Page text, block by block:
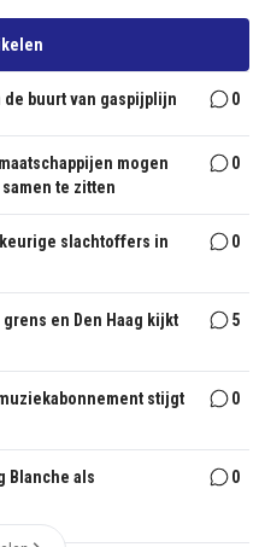
buurt van gaspijplijn 0
mogen
te zitten
0
slachtoffers in
0
en Den Haag kijkt
5
stijgt
0
Blanche als
0